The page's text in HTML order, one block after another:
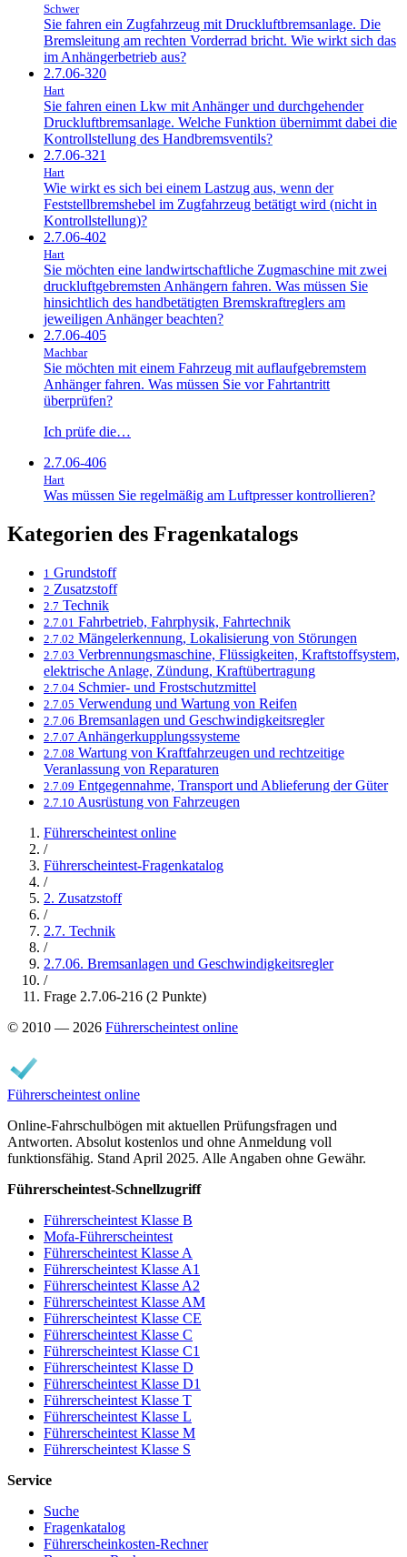
Schwer
Sie fahren ein Zugfahrzeug mit Druckluftbremsanlage. Die
Bremsleitung am rechten Vorderrad bricht. Wie wirkt sich das
im Anhängerbetrieb aus?
2.7.06-320
Hart
Sie fahren einen Lkw mit Anhänger und durchgehender
Druckluftbremsanlage. Welche Funktion übernimmt dabei die
Kontrollstellung des Handbremsventils?
2.7.06-321
Hart
Wie wirkt es sich bei einem Lastzug aus, wenn der
Feststellbremshebel im Zugfahrzeug betätigt wird (nicht in
Kontrollstellung)?
2.7.06-402
Hart
Sie möchten eine landwirtschaftliche Zugmaschine mit zwei
druckluftgebremsten Anhängern fahren. Was müssen Sie
hinsichtlich des handbetätigten Bremskraftreglers am
jeweiligen Anhänger beachten?
2.7.06-405
Machbar
Sie möchten mit einem Fahrzeug mit auflaufgebremstem
Anhänger fahren. Was müssen Sie vor Fahrtantritt
überprüfen?
Ich prüfe die…
2.7.06-406
Hart
Was müssen Sie regelmäßig am Luftpresser kontrollieren?
Kategorien des Fragenkatalogs
1 Grundstoff
2 Zusatzstoff
2.7 Technik
2.7.01 Fahrbetrieb, Fahrphysik, Fahrtechnik
2.7.02 Mängelerkennung, Lokalisierung von Störungen
2.7.03 Verbrennungsmaschine, Flüssigkeiten, Kraftstoffsystem,
elektrische Anlage, Zündung, Kraftübertragung
2.7.04 Schmier- und Frostschutzmittel
2.7.05 Verwendung und Wartung von Reifen
2.7.06 Bremsanlagen und Geschwindigkeitsregler
2.7.07 Anhängerkupplungssysteme
2.7.08 Wartung von Kraftfahrzeugen und rechtzeitige
Veranlassung von Reparaturen
2.7.09 Entgegennahme, Transport und Ablieferung der Güter
2.7.10 Ausrüstung von Fahrzeugen
Führerscheintest online
/
Führerscheintest-Fragenkatalog
/
2. Zusatzstoff
/
2.7. Technik
/
2.7.06. Bremsanlagen und Geschwindigkeitsregler
/
Frage 2.7.06-216 (2 Punkte)
© 2010 — 2026 Führerscheintest online
Führerscheintest online
Online-Fahrschulbögen mit aktuellen Prüfungsfragen und
Antworten. Absolut kostenlos und ohne Anmeldung voll
funktionsfähig. Stand April 2025. Alle Angaben ohne Gewähr.
Führerscheintest-Schnellzugriff
Führerscheintest Klasse B
Mofa-Führerscheintest
Führerscheintest Klasse A
Führerscheintest Klasse A1
Führerscheintest Klasse A2
Führerscheintest Klasse AM
Führerscheintest Klasse CE
Führerscheintest Klasse C
Führerscheintest Klasse C1
Führerscheintest Klasse D
Führerscheintest Klasse D1
Führerscheintest Klasse T
Führerscheintest Klasse L
Führerscheintest Klasse M
Führerscheintest Klasse S
Service
Suche
Fragenkatalog
Führerscheinkosten-Rechner